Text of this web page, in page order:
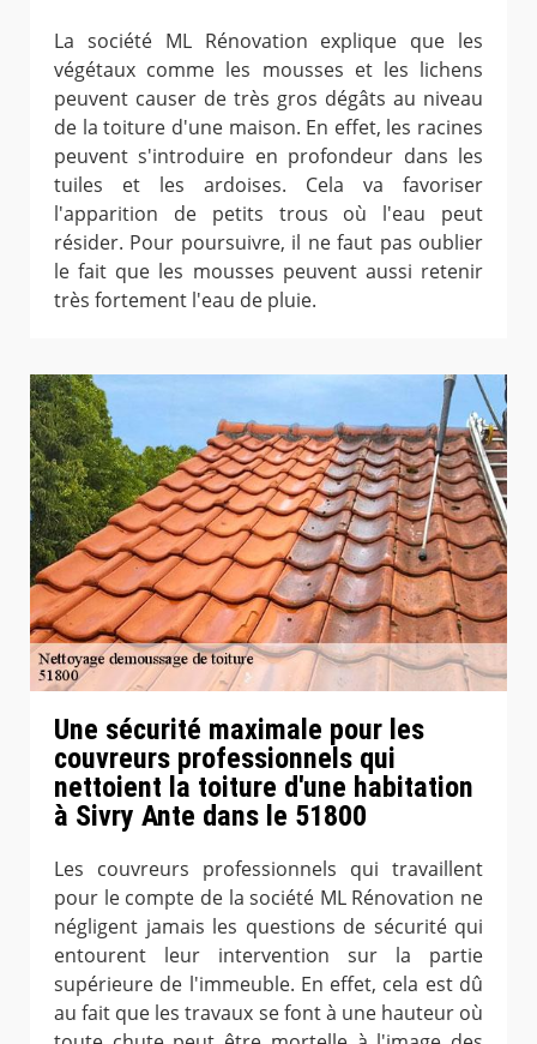
La société ML Rénovation explique que les
végétaux comme les mousses et les lichens
peuvent causer de très gros dégâts au niveau
de la toiture d'une maison. En effet, les racines
peuvent s'introduire en profondeur dans les
tuiles et les ardoises. Cela va favoriser
l'apparition de petits trous où l'eau peut
résider. Pour poursuivre, il ne faut pas oublier
le fait que les mousses peuvent aussi retenir
très fortement l'eau de pluie.
Une sécurité maximale pour les
couvreurs professionnels qui
nettoient la toiture d'une habitation
à Sivry Ante dans le 51800
Les couvreurs professionnels qui travaillent
pour le compte de la société ML Rénovation ne
négligent jamais les questions de sécurité qui
entourent leur intervention sur la partie
supérieure de l'immeuble. En effet, cela est dû
au fait que les travaux se font à une hauteur où